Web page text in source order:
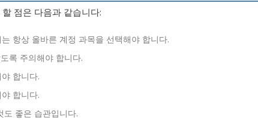
점은 다음과 같습니다:
항상 올바른 계정 과목을 선택해야 합니다.
록 주의해야 합니다.
합니다.
합니다.
도 좋은 습관입니다.